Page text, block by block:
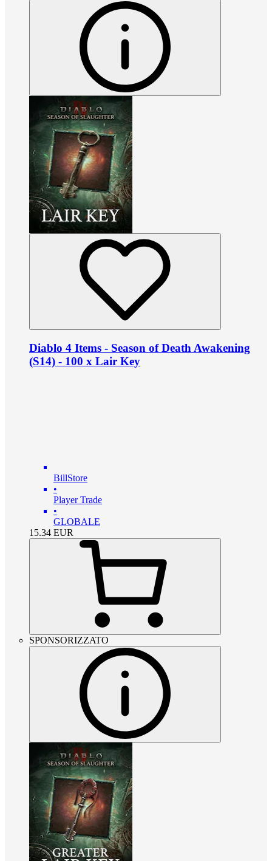
Diablo 4 Items - Season of Death Awakening
(S14) - 100 x Lair Key
BillStore
•
Player Trade
•
GLOBALE
15.34 EUR
SPONSORIZZATO